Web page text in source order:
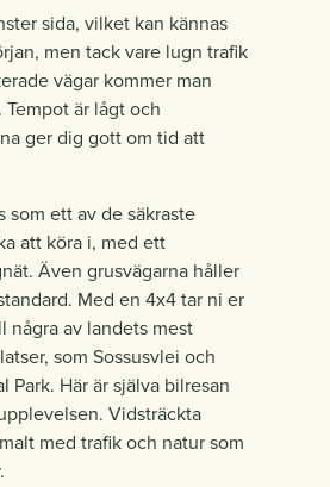
sida, vilket kan kännas
men tack vare lugn trafik
vägar kommer man
är lågt och
ger dig gott om tid att
som ett av de säkraste
att köra i, med ett
Även grusvägarna håller
Med en 4x4 tar ni er
några av landets mest
som Sossusvlei och
Park. Här är själva bilresan
Vidsträckta
med trafik och natur som